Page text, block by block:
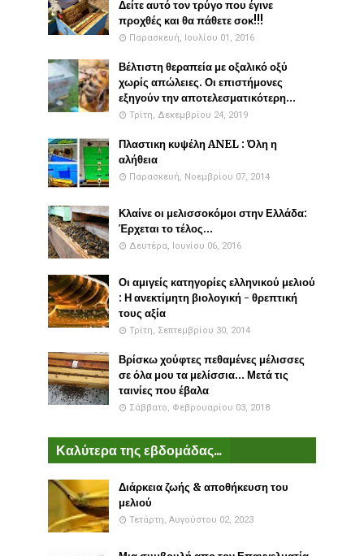
Δείτε αυτό τον τρύγο που έγινε
προχθές και θα πάθετε σοκ!!!
Παρασκευή, Ιουλίου 01, 2016
Βέλτιστη θεραπεία με οξαλικό οξύ
χωρίς απώλειες. Οι επιστήμονες
εξηγούν την αποτελεσματικότερη...
Τρίτη, Δεκεμβρίου 24, 2019
Πλαστικη κυψέλη ANEL : Όλη η
αλήθεια
Παρασκευή, Νοεμβρίου 07, 2014
Κλαίνε οι μελισσοκόμοι στην Ελλάδα:
Έρχεται το τέλος...
Δευτέρα, Ιουνίου 06, 2016
Οι αμιγείς κατηγορίες ελληνικού μελιού
: Η ανεκτίμητη βιολογική - θρεπτική
τους αξία
Τρίτη, Σεπτεμβρίου 30, 2014
Βρίσκω χούφτες πεθαμένες μέλισσες
σε όλα μου τα μελίσσια... Μετά τις
ταινίες που έβαλα
Σάββατο, Φεβρουαρίου 03, 2018
Καλύτερα της εβδομάδας...
Διάρκεια ζωής & αποθήκευση του
μελιού
Τετάρτη, Αυγούστου 02, 2023